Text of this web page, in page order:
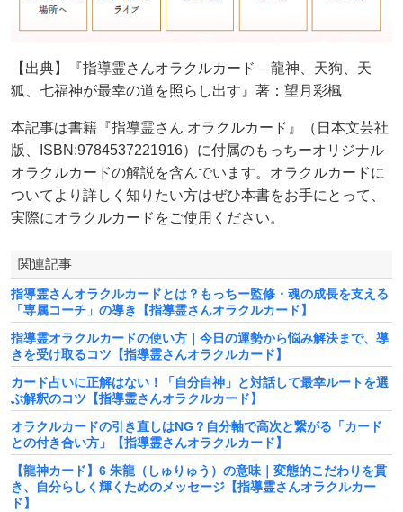
【出典】『指導霊さんオラクルカード – 龍神、天狗、天
狐、七福神が最幸の道を照らし出す』著：望月彩楓
本記事は書籍『指導霊さん オラクルカード』（日本文芸社
版、ISBN:9784537221916）に付属のもっちーオリジナル
オラクルカードの解説を含んでいます。オラクルカードに
ついてより詳しく知りたい方はぜひ本書をお手にとって、
実際にオラクルカードをご使用ください。
関連記事
指導霊さんオラクルカードとは？もっちー監修・魂の成長を支える
「専属コーチ」の導き【指導霊さんオラクルカード】
指導霊オラクルカードの使い方｜今日の運勢から悩み解決まで、導
きを受け取るコツ【指導霊さんオラクルカード】
カード占いに正解はない！「自分自神」と対話して最幸ルートを選
ぶ解釈のコツ【指導霊さんオラクルカード】
オラクルカードの引き直しはNG？自分軸で高次と繋がる「カード
との付き合い方」【指導霊さんオラクルカード】
【龍神カード】6 朱龍（しゅりゅう）の意味｜変態的こだわりを貫
き、自分らしく輝くためのメッセージ【指導霊さんオラクルカー
ド】